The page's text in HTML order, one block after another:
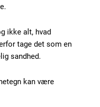
ikke alt, hvad
tage det som en
sandhed.
kan være